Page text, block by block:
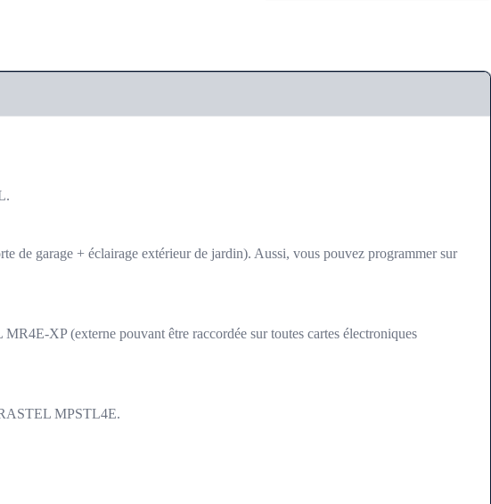
de garage + éclairage extérieur de jardin). Aussi, vous pouvez programmer sur
XP (externe pouvant être raccordée sur toutes cartes électroniques
MPSTL4E.